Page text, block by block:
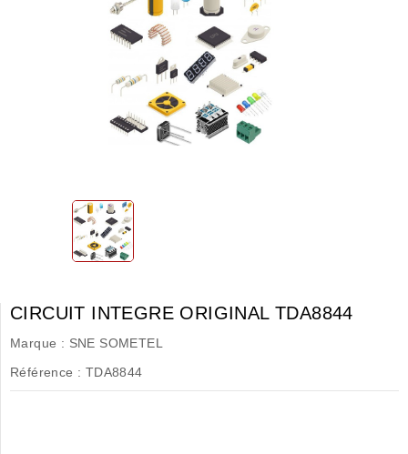
CIRCUIT INTEGRE ORIGINAL TDA8844
Marque : SNE SOMETEL
Référence : TDA8844